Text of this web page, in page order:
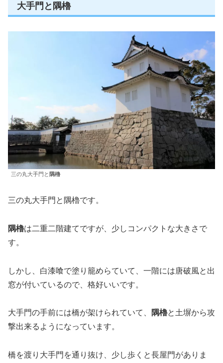
大手門と隅櫓
三の丸大手門と 隅櫓
三の丸大手門と隅櫓です。
隅櫓は二重二階建てですが、少しコンパクトな大きさで
す。
しかし、白漆喰で塗り籠めらていて、一階には唐破風と出
窓が付いているので、格好いいです。
大手門の手前には橋が架けられていて、 隅櫓と土塀から攻
撃出来るようになっています。
橋を渡り大手門を通り抜け、少し歩くと長屋門がありま